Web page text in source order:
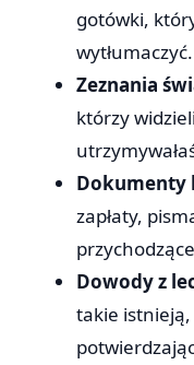
gotówki,
wytłumaczyć.
Zeznania
którzy
Dokumenty
zapłaty,
Dowody z
takie